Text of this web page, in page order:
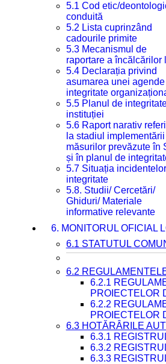
5.1 Cod etic/
conduită
5.2 Lista cuprinzând
cadourile primite
5.3 Mecanismul de
raportare a încălcărilor
5.4 Declarația privind
asumarea unei
integritate
5.5 Planul de
instituției
5.6 Raport narativ
la stadiul implementării
măsurilor prevăzute în
și în planul de
5.7 Situația
integritate
5.8. Studii/ Cercetări/
Ghiduri/ Materiale
informative relevante
6. MONITORUL OFICIAL
6.1 STATUTUL
6.2
6.2.1
PROIECTELOR
6.2.2
PROIECTELOR
6.3 HOTĂRÂRILE
6.3.1
6.3.2
6.3.3